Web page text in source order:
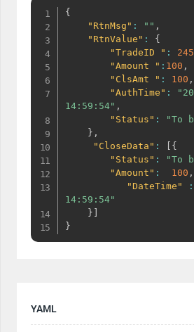
{
"RtnMsg" : "" ,
"RtnValue" :
{
"TradeID " :
"Amount " : 100 ,
"ClsAmt " : 100 ,
"AuthTime" :
14:59:54" ,
"Status" :
"To
} ,
"CloseData" :
{
"Status" : "To
"Amount" : 100 ,
"DateTime"
:
14:59:54"
}
}
YAML